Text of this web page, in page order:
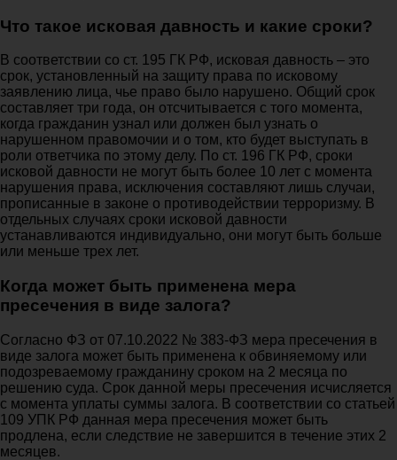
Что такое исковая давность и какие сроки?
В соответствии со ст. 195 ГК РФ, исковая давность – это
срок, установленный на защиту права по исковому
заявлению лица, чье право было нарушено. Общий срок
составляет три года, он отсчитывается с того момента,
когда гражданин узнал или должен был узнать о
нарушенном правомочии и о том, кто будет выступать в
роли ответчика по этому делу. По ст. 196 ГК РФ, сроки
исковой давности не могут быть более 10 лет с момента
нарушения права, исключения составляют лишь случаи,
прописанные в законе о противодействии терроризму. В
отдельных случаях сроки исковой давности
устанавливаются индивидуально, они могут быть больше
или меньше трех лет.
Когда может быть применена мера
пресечения в виде залога?
Согласно ФЗ от 07.10.2022 № 383-ФЗ мера пресечения в
виде залога может быть применена к обвиняемому или
подозреваемому гражданину сроком на 2 месяца по
решению суда. Срок данной меры пресечения исчисляется
с момента уплаты суммы залога. В соответствии со статьей
109 УПК РФ данная мера пресечения может быть
продлена, если следствие не завершится в течение этих 2
месяцев.